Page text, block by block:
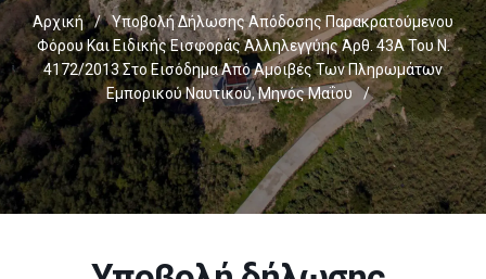
Αρχική /
Υποβολή Δήλωσης Απόδοσης Παρακρατούμενου
Φόρου Και Ειδικής Εισφοράς Αλληλεγγύης Άρθ. 43Α Του Ν.
4172/2013 Στο Εισόδημα Από Αμοιβές Των Πληρωμάτων
Εμπορικού Ναυτικού, Μηνός Μαΐου
/